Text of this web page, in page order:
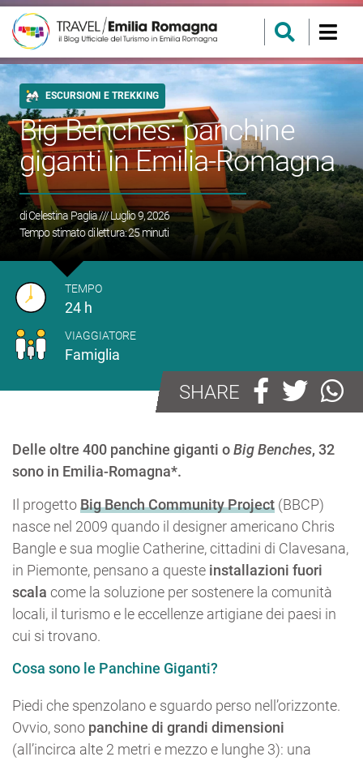
ESCURSIONI E TREKKING
Big Benches: panchine
giganti in Emilia-Romagna
diCelestina Paglia/// Luglio 9, 2026
Tempo stimato di lettura:25minuti
TEMPO
24 h
VIAGGIATORE
Famiglia
SHARE
Delle oltre 400 panchine giganti oBig Benches, 32
sono in Emilia-Romagna*.
Il progettoBig Bench Community Project (BBCP)
nasce nel 2009 quando il designer americano Chris
Bangle e sua moglie Catherine, cittadini di Clavesana,
in Piemonte, pensano a queste installazioni fuori
scala come la soluzione per sostenere la comunità
locali, il turismo e le eccellenze artigiane dei paesi in
cui si trovano.
Cosa sono le Panchine Giganti?
Piedi che spenzolano e sguardo perso nell’orizzonte.
Ovvio, sono panchine di grandi dimensioni
(all’incirca alte 2 metri e mezzo e lunghe 3): una